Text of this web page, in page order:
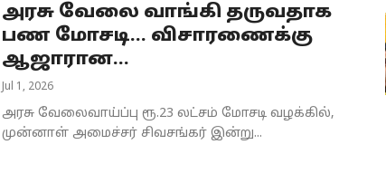
அரசு வேலை வாங்கி தருவதாக
பண மோசடி... விசாரணைக்கு
ஆஜாரான...
Jul 1, 2026
அரசு வேலைவாய்ப்பு ரூ.23 லட்சம் மோசடி வழக்கில்,
முன்னாள் அமைச்சர் சிவசங்கர் இன்று...